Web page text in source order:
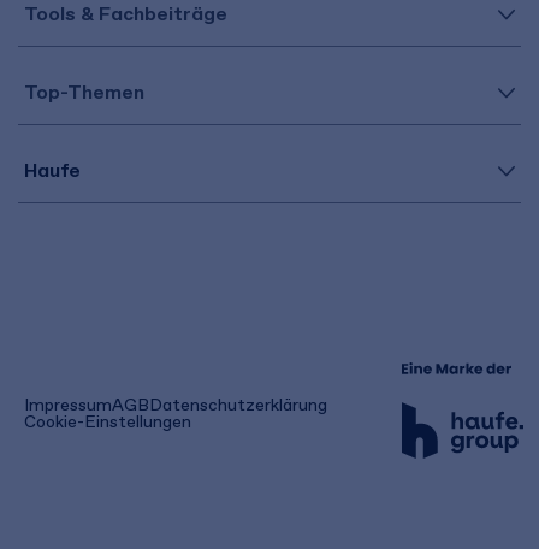
Tools & Fachbeiträge
Top-Themen
Haufe
ImpressumAGB(öffnet
in
einem
Datenschutzerklärung
Cookie-Einstellungen